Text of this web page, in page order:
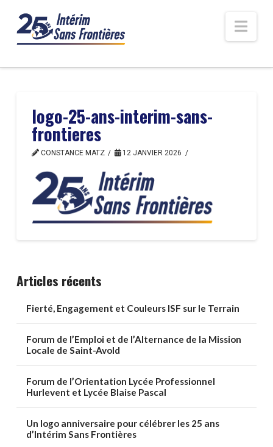
logo-25-ans-interim-sans-
frontieres
CONSTANCE MATZ 12 JANVIER 2026
Articles récents
Fierté, Engagement et Couleurs ISF sur le Terrain
Forum de l’Emploi et de l’Alternance de la Mission
Locale de Saint-Avold
Forum de l’Orientation Lycée Professionnel
Hurlevent et Lycée Blaise Pascal
Un logo anniversaire pour célébrer les 25 ans
d’Intérim Sans Frontières